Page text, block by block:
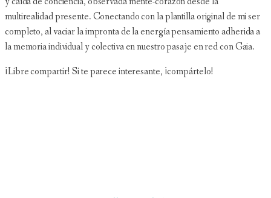
multirealidad presente. Conectando con la plantilla original de mi ser
completo, al vaciar la impronta de la energía pensamiento adherida a
la memoria individual y colectiva en nuestro pasaje en red con Gaia.
¡Libre compartir! Si te parece interesante, ¡compártelo!